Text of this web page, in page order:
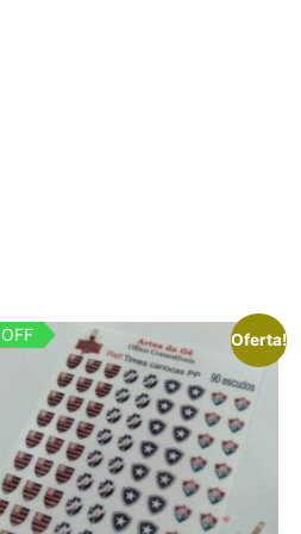
Oferta!